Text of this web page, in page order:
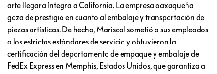
arte llegara íntegra a California. La empresa oaxaqueña
goza de prestigio en cuanto al embalaje y transportación de
piezas artísticas. De hecho, Mariscal sometió a sus empleados
a los estrictos estándares de servicio y obtuvieron la
certificación del departamento de empaque y embalaje de
FedEx Express en Memphis, Estados Unidos, que garantiza a